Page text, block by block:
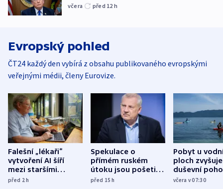
včera před 12 h
Evropský pohled
ČT24 každý den vybírá z obsahu publikovaného evropskými
veřejnými médii, členy Eurovize.
Falešní „lékaři“
vytvoření AI šíří
mezi staršími
Poláky nebezpečné
před 2h
Spekulace o
přímém ruském
útoku jsou pošetilé,
míní estonský
před 15h
Pobyt u
ploch zvyšuje
duševní
ukázala
včera v 07:30